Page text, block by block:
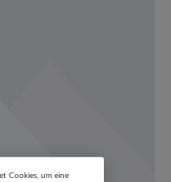
Cookies, um eine